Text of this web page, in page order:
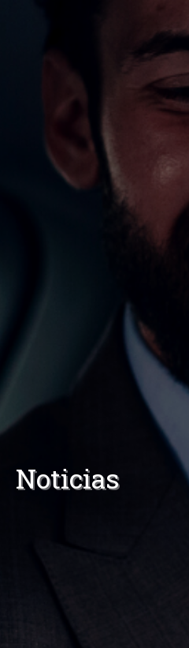
Noticias